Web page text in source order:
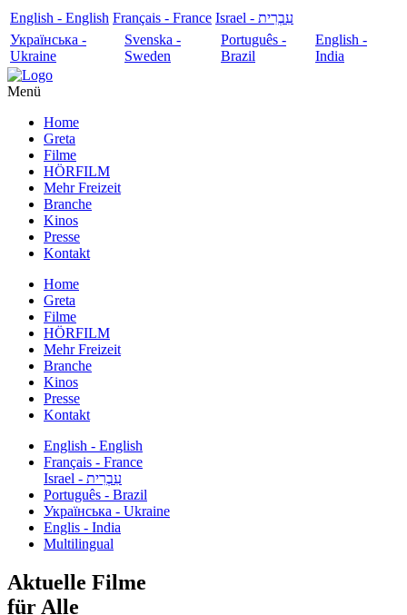
English - English Français - France
עִבְרִית - Israel
Українська -
Ukraine
Svenska -
Sweden
Português -
Brazil
English -
India
Menü
Home
Greta
Filme
HÖRFILM
Mehr Freizeit
Branche
Kinos
Presse
Kontakt
Home
Greta
Filme
HÖRFILM
Mehr Freizeit
Branche
Kinos
Presse
Kontakt
English - English
Français - France
עִבְרִית - Israel
Português - Brazil
Українська - Ukraine
Englis - India
Multilingual
Aktuelle Filme
für Alle